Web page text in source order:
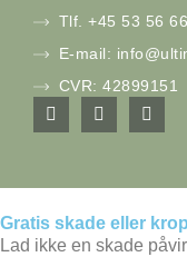
Tlf. +45 53 56
E-mail:
CVR: 42899151
Gratis skade eller
Lad ikke en skade